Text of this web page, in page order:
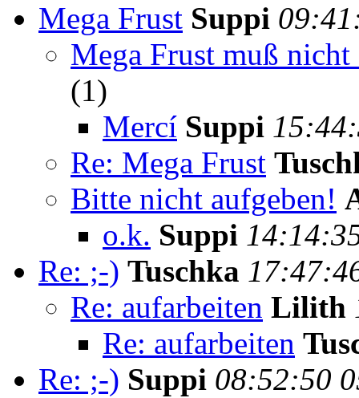
Mega Frust Suppi
Mega Frust muß nicht
(1)
Mercí Suppi
Re: Mega Frust
Bitte nicht aufgeben!
o.k. Suppi
Re: ;-) Tuschka
Re: aufarbeiten Lilith
Re: aufarbeiten
Re: ;-) Suppi 08:52:50